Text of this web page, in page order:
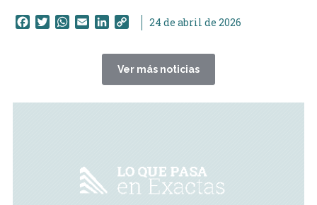
seguimiento.
Facebook
TwitterWhatsApp
EmailLinkedIn
Copy24 de abril de 2026
Ver más noticias